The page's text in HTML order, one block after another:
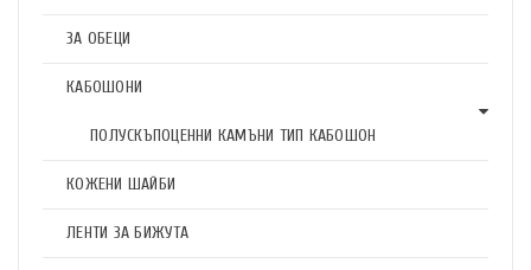
ЗА ОБЕЦИ
КАБОШОНИ
ПОЛУСКЪПОЦЕННИ КАМЪНИ ТИП КАБОШОН
КОЖЕНИ ШАЙБИ
ЛЕНТИ ЗА БИЖУТА